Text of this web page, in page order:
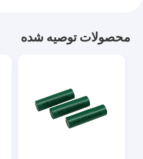
محصولات توصیه شده